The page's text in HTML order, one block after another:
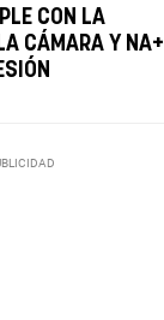
CON LA
CÁMARA Y NA+